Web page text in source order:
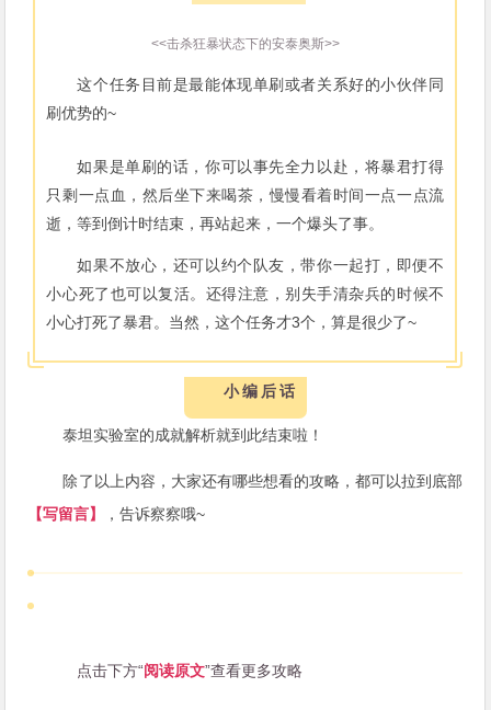
<<击杀狂暴状态下的安泰奥斯>>
这个任务目前是最能体现单刷或者关系好的小伙伴同
刷优势的~
如果是单刷的话，你可以事先全力以赴，将暴君打得
只剩一点血，然后坐下来喝茶，慢慢看着时间一点一点流
逝，等到倒计时结束，再站起来，一个爆头了事。
如果不放心，还可以约个队友，带你一起打，即便不
小心死了也可以复活。还得注意，别失手清杂兵的时候不
小心打死了暴君。当然，这个任务才3个，算是很少了~
小编后话
泰坦实验室的成就解析就到此结束啦！
除了以上内容，大家还有哪些想看的攻略，都可以拉到底部
【写留言】
，告诉察察哦~
点击下方“阅读原文”查看更多攻略